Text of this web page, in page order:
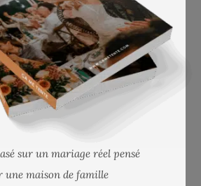
jour, parlez avec vos voisins pour
votre mariage à la maison.
et comment vous prévoyez
et le bruit. Respectez
locaux et assurez-vous que votre
pas d’impact négatif sur votre
sur un mariage réel pensé
une maison de famille